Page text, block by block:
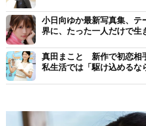
小日向ゆか最新写真集、テ
界に、たった一人だけで生
真田まこと 新作で初恋相
私生活では「駆け込めるな